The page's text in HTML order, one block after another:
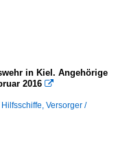
in Kiel. Angehörige
2016 
Versorger /